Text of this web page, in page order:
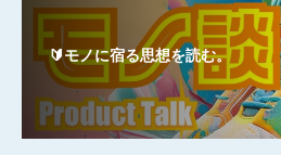
🔰モノに宿る思想を読む。